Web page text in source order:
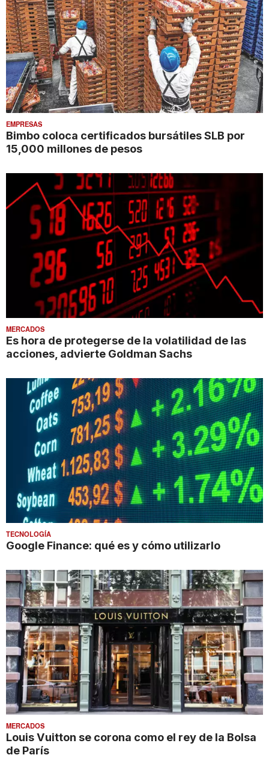
EMPRESAS
Bimbo coloca certificados bursátiles SLB por
15,000 millones de pesos
MERCADOS
Es hora de protegerse de la volatilidad de las
acciones, advierte Goldman Sachs
TECNOLOGÍA
Google Finance: qué es y cómo utilizarlo
MERCADOS
Louis Vuitton se corona como el rey de la Bolsa
de París